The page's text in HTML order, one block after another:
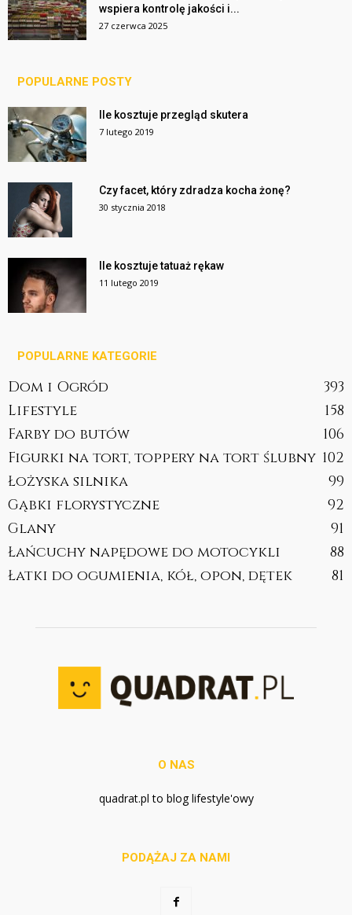
wspiera kontrolę jakości i...
27 czerwca 2025
POPULARNE POSTY
Ile kosztuje przegląd skutera
7 lutego 2019
Czy facet, który zdradza kocha żonę?
30 stycznia 2018
Ile kosztuje tatuaż rękaw
11 lutego 2019
POPULARNE KATEGORIE
Dom i Ogród
393
Lifestyle
158
Farby do butów
106
Figurki na tort, toppery na tort ślubny 102
Łożyska silnika
99
Gąbki florystyczne
92
Glany
91
Łańcuchy napędowe do motocykli
88
Łatki do ogumienia, kół, opon, dętek
81
O NAS
quadrat.pl to blog lifestyle'owy
PODĄŻAJ ZA NAMI